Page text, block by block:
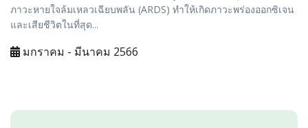
ภาวะหายใจล้มเหลวเฉียบพลัน (ARDS) ทำให้เกิดภาวะพร่องออกซิเจน
และเสียชีวิตในที่สุด...
มกราคม - มีนาคม 2566